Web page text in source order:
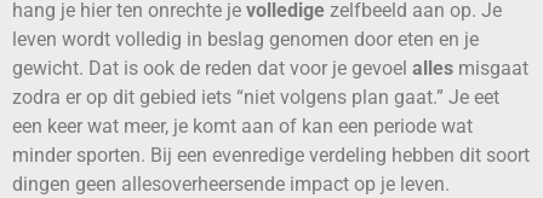
hang je hier ten onrechte je volledige zelfbeeld aan op. Je
leven wordt volledig in beslag genomen door eten en je
gewicht. Dat is ook de reden dat voor je gevoel alles misgaat
zodra er op dit gebied iets “niet volgens plan gaat.” Je eet
een keer wat meer, je komt aan of kan een periode wat
minder sporten. Bij een evenredige verdeling hebben dit soort
dingen geen allesoverheersende impact op je leven.